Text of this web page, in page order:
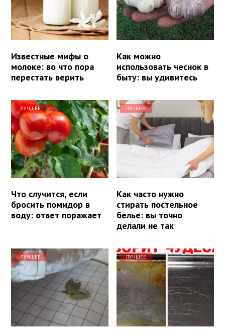
Известные мифы о
молоке: во что пора
перестать верить
Как можно
использовать чеснок в
быту: вы удивитесь
ЛУЧШЕЕ
Что случится, если
бросить помидор в
воду: ответ поражает
ЛУЧШЕЕ
Как часто нужно
стирать постельное
белье: вы точно
делали не так
ЛУЧШЕЕ ЛУЧШЕЕ